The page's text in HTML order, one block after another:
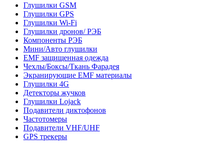
Глушилки GSM
Глушилки GPS
Глушилки Wi-Fi
Глушилки дронов/ РЭБ
Компоненты РЭБ
Мини/Авто глушилки
EMF защищенная одежда
Чехлы/Боксы/Ткань Фарадея
Экранирующие EMF материалы
Глушилки 4G
Детекторы жучков
Глушилки Lojack
Подавители диктофонов
Частотомеры
Подавители VHF/UHF
GPS трекеры